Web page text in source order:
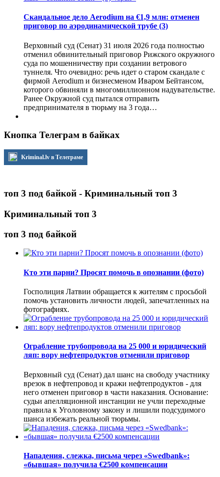
Скандальное дело Aerodium на €1,9 млн: отменен
приговор по аэродинамической трубе (3)
Верховный суд (Сенат) 31 июля 2026 года полностью
отменил обвинительный приговор Рижского окружного
суда по мошенничеству при создании ветрового
туннеля. Что очевидно: речь идет о старом скандале с
фирмой Aerodium и бизнесменом Иваром Бейтансом,
которого обвиняли в многомиллионном надувательстве.
Ранее Окружной суд пытался отправить
предпринимателя в тюрьму на 3 года…
Кнопка Телеграм в байках
Kriminal.lv в Телеграме
топ 3 под байкой - Криминальный топ 3
Криминальный топ 3
топ 3 под байкой
Кто эти парни? Просят помочь в опознании (фото)
Госполиция Латвии обращается к жителям с просьбой
помочь установить личности людей, запечатленных на
фотографиях.
Ограбление трубопровода на 25 000 и юридический
ляп: вору нефтепродуктов отменили приговор
Верховный суд (Сенат) дал шанс на свободу участнику
врезок в нефтепровод и кражи нефтепродуктов - для
него отменен приговор в части наказания. Основание:
судьи апелляционной инстанции не учли переходные
правила к Уголовному закону и лишили подсудимого
шанса избежать реальной тюрьмы.
Нападения, слежка, письма через «Swedbank»:
«бывшая» получила €2500 компенсации